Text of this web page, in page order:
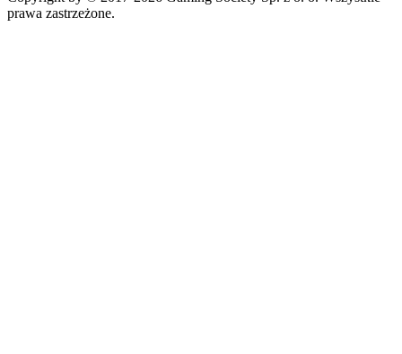
prawa zastrzeżone.